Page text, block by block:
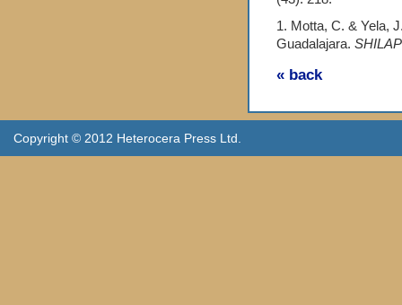
1. Motta, C. & Yela,
Guadalajara.
« back
Copyright © 2012 Heterocera Press Ltd.